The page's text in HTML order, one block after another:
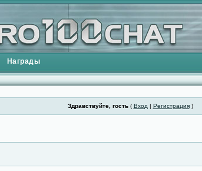
Награды
Здравствуйте, гость( Вход | Регистрация)